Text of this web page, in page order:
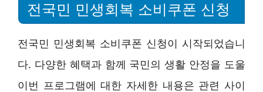
전국민 민생회복 소비쿠폰 신청
전국민 민생회복 소비쿠폰 신청이 시작되었습니
다. 다양한 혜택과 함께 국민의 생활 안정을 도울
이번 프로그램에 대한 자세한 내용은 관련 사이